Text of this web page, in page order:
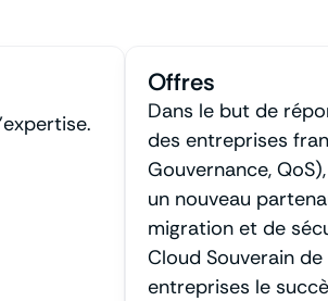
Offres
Dans le but de
des entreprises
Gouvernance,
un nouveau
migration et de
Cloud Souverain
entreprises le